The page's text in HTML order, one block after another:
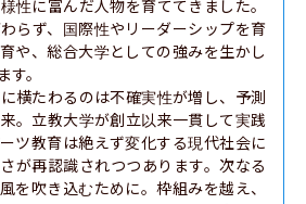
性に富んだ人物を育ててきました。
らず、国際性やリーダーシップを育
や、総合大学としての強みを生かし
。
横たわるのは不確実性が増し、予測
。立教大学が創立以来一貫して実践
ツ教育は絶えず変化する現代社会に
が再認識されつつあります。次なる
を吹き込むために。枠組みを越え、